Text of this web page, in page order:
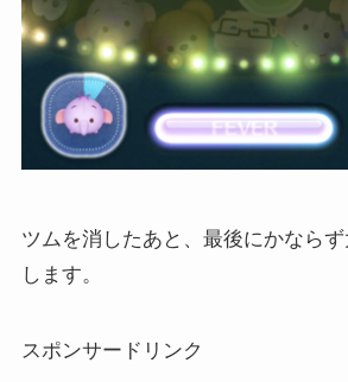
ツムを消したあと、最後にかなら
します。
スポンサードリンク